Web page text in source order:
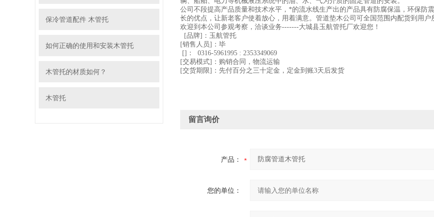
保冷管道配件 木管托
如何正确的使用和安装木管托
木管托的材质如何？
木管托
公司不段提高产品质量和技术水平，*的流水线生产出的产品具有防腐保温，环保防
长的优点，让新老客户使着放心，用着满意。管道垫木公司可全国范围内配货到用户
欢迎到本公司参观考察，洽谈业务-------大城县玉航管托厂欢迎您！
[品牌]：玉航管托
[销售人员]：毕
[]：
0316-5961995 : 2353349069
[交易模式]：购销合同，物流运输
[交货期限]：先付百分之三十定金，定金到账3天后发货
留言询价
产品：
您的单位：